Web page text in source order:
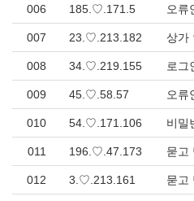
006 185.♡.171.5 오류
007 23.♡.213.182
008 34.♡.219.155 로그
009 45.♡.58.57 오류
010 54.♡.171.106 비밀
011 196.♡.47.173 묻고
012 3.♡.213.161 묻고